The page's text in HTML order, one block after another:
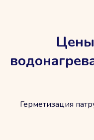
Герметизация